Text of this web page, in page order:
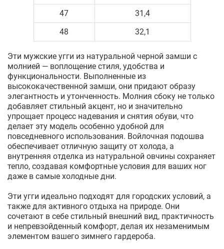
47
31,4
48
32,1
Эти мужские угги из натуральной черной замши с
молнией — воплощение стиля, удобства и
функциональности. Выполненные из
высококачественной замши, они придают образу
элегантность и утонченность. Молния сбоку не только
добавляет стильный акцент, но и значительно
упрощает процесс надевания и снятия обуви, что
делает эту модель особенно удобной для
повседневного использования. Войлочная подошва
обеспечивает отличную защиту от холода, а
внутренняя отделка из натуральной овчины сохраняет
тепло, создавая комфортные условия для ваших ног
даже в самые холодные дни.
Эти угги идеально подходят для городских условий, а
также для активного отдыха на природе. Они
сочетают в себе стильный внешний вид, практичность
и непревзойденный комфорт, делая их незаменимым
элементом вашего зимнего гардероба.